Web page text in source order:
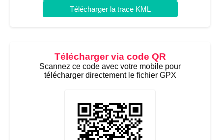
Télécharger la trace KML
Télécharger via code QR
Scannez ce code avec votre mobile pour
télécharger directement le fichier GPX